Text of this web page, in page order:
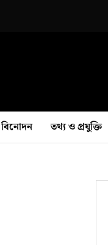
বিনোদন তথ‍্য ও প্রযুক্তি